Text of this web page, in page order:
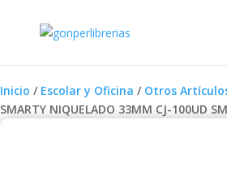
Inicio / Escolar y Oficina / Otros
SMARTY NIQUELADO 33MM CJ-100UD